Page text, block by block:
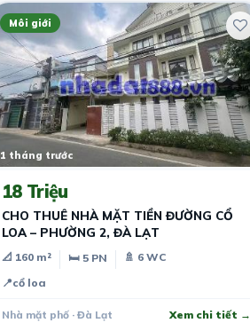
Môi giới
1 tháng trước
18 Triệu
CHO THUÊ NHÀ MẶT TIỀN ĐƯỜNG CỔ
LOA – PHƯỜNG 2, ĐÀ LẠT
📐 160 m² 🛏 5 PN
🚿 6 WC
📍cổ loa
Nhà mặt phố · Đà Lạt Xem chi tiết →